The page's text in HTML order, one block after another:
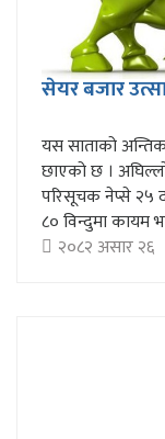
सेयर बजार
यस साताको अन्तिक
छाएको छ ।
परिसूचक नेप्से
८० विन्दुमा कायम
२०८२ असार २६